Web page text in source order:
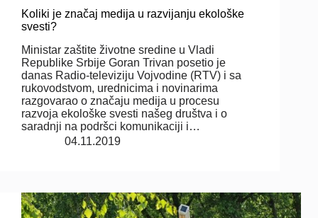
Koliki je značaj medija u razvijanju ekološke
svesti?
Ministar zaštite životne sredine u Vladi
Republike Srbije Goran Trivan posetio je
danas Radio-televiziju Vojvodine (RTV) i sa
rukovodstvom, urednicima i novinarima
razgovarao o značaju medija u procesu
razvoja ekološke svesti našeg društva i o
saradnji na podršci komunikaciji i…
04.11.2019